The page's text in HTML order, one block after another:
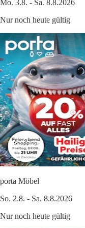
Mo. 3.8. - Sa. 8.8.2026
Nur noch heute gültig
porta Möbel
So. 2.8. - Sa. 8.8.2026
Nur noch heute gültig